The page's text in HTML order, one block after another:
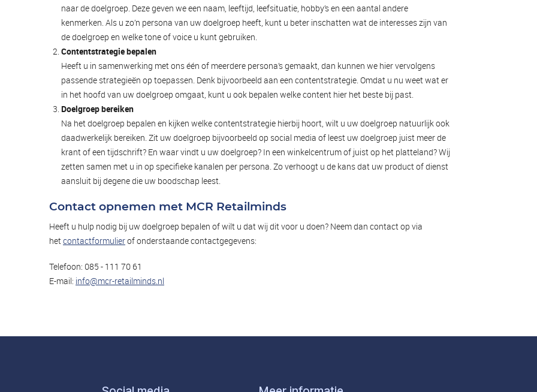
naar de doelgroep. Deze geven we een naam, leeftijd, leefsituatie, hobby’s en een aantal andere
kenmerken. Als u zo’n persona van uw doelgroep heeft, kunt u beter inschatten wat de interesses zijn van
de doelgroep en welke tone of voice u kunt gebruiken.
Contentstrategie bepalen
Heeft u in samenwerking met ons één of meerdere persona’s gemaakt, dan kunnen we hier vervolgens
passende strategieën op toepassen. Denk bijvoorbeeld aan een contentstrategie. Omdat u nu weet wat er
in het hoofd van uw doelgroep omgaat, kunt u ook bepalen welke content hier het beste bij past.
Doelgroep bereiken
Na het doelgroep bepalen en kijken welke contentstrategie hierbij hoort, wilt u uw doelgroep natuurlijk ook
daadwerkelijk bereiken. Zit uw doelgroep bijvoorbeeld op social media of leest uw doelgroep juist meer de
krant of een tijdschrift? En waar vindt u uw doelgroep? In een winkelcentrum of juist op het platteland? Wij
zetten samen met u in op specifieke kanalen per persona. Zo verhoogt u de kans dat uw product of dienst
aansluit bij degene die uw boodschap leest.
Contact opnemen met MCR Retailminds
Heeft u hulp nodig bij uw doelgroep bepalen of wilt u dat wij dit voor u doen? Neem dan contact op via
het contactformulierof onderstaande contactgegevens:
Telefoon: 085 - 111 70 61
E-mail: info@mcr-retailminds.nl